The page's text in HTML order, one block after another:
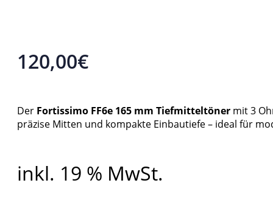
120,00€
Der Fortissimo FF6e 165 mm Tiefmitteltöner mit 3
präzise Mitten und kompakte Einbautiefe – ideal für
inkl. 19 % MwSt.